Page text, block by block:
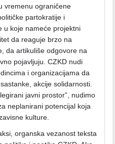
vremenu ograničene
partokratije i
u koje nameće projektni
da reaguje brzo na
da artikuliše odgovore na
pojavljuju. CZKD nudi
i organizacijama da
akcije solidarnosti.
javni prostor”, nudimo
neplanirani potencijal koja
kulture.
organska vezanost teksta